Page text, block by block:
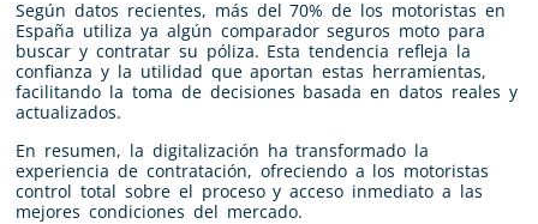
Según datos recientes, más del 70% de los motoristas en
España utiliza ya algún comparador seguros moto para
buscar y contratar su póliza. Esta tendencia refleja la
confianza y la utilidad que aportan estas herramientas,
facilitando la toma de decisiones basada en datos reales y
actualizados.
En resumen, la digitalización ha transformado la
experiencia de contratación, ofreciendo a los motoristas
control total sobre el proceso y acceso inmediato a las
mejores condiciones del mercado.